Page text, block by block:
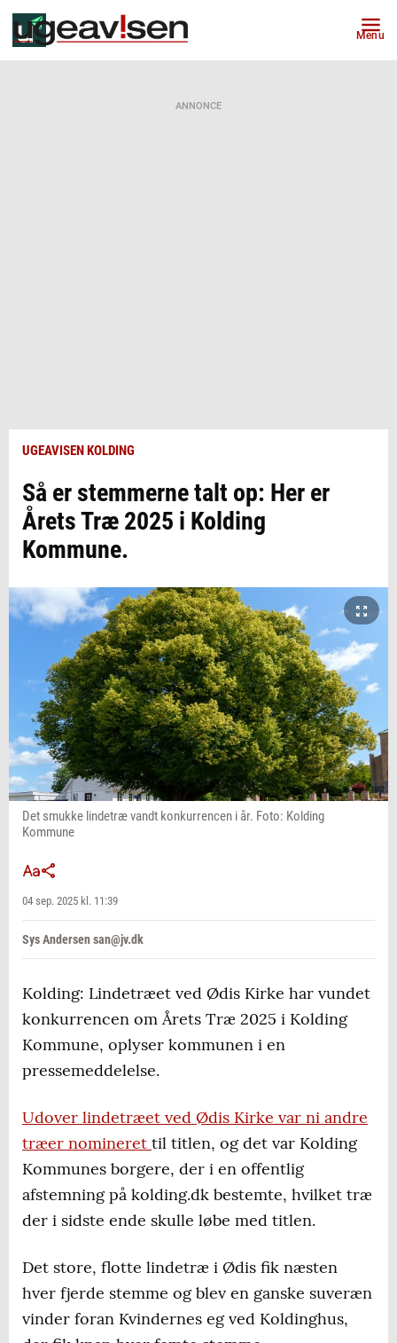
Menu
ANNONCE
UGEAVISEN KOLDING
Så er stemmerne talt op: Her er
Årets Træ 2025 i Kolding
Kommune.
Det smukke lindetræ vandt konkurrencen i år. Foto: Kolding
Kommune
04 sep. 2025 kl. 11:39
Sys Andersen san@jv.dk
Kolding: Lindetræet ved Ødis Kirke har vundet
konkurrencen om Årets Træ 2025 i Kolding
Kommune, oplyser kommunen i en
pressemeddelelse.
Udover lindetræet ved Ødis Kirke var ni andre
træer nomineret til titlen, og det var Kolding
Kommunes borgere, der i en offentlig
afstemning på kolding.dk bestemte, hvilket træ
der i sidste ende skulle løbe med titlen.
Det store, flotte lindetræ i Ødis fik næsten
hver fjerde stemme og blev en ganske suveræn
vinder foran Kvindernes eg ved Koldinghus,